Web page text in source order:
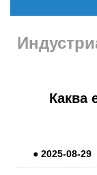
Каква
● 2025-08-29